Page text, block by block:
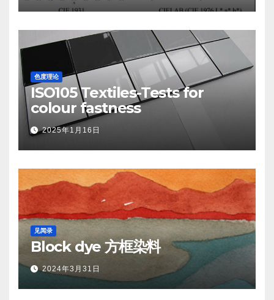
色度理论
ISO105 Textiles-Tests for
colour fastness
2025年1月16日
见闻录
Block dye 方框染料
2024年3月31日